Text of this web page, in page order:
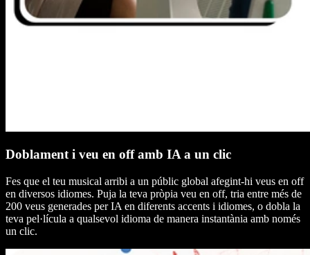
Doblament i veu en off amb IA a un clic
Fes que el teu musical arribi a un públic global afegint-hi veus en off
en diversos idiomes. Puja la teva pròpia veu en off, tria entre més de
200 veus generades per IA en diferents accents i idiomes, o dobla la
teva pel·lícula a qualsevol idioma de manera instantània amb només
un clic.